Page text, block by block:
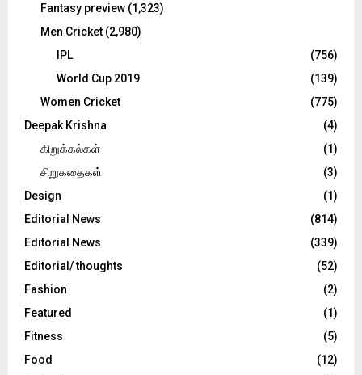
Fantasy preview (1,323)
Men Cricket (2,980)
IPL
(756)
World Cup 2019
(139)
Women Cricket
(775)
Deepak Krishna
(4)
கிறுக்கல்கள்
(1)
சிறுகதைகள்
(3)
Design
(1)
Editorial News
(814)
Editorial News
(339)
Editorial/ thoughts
(52)
Fashion
(2)
Featured
(1)
Fitness
(5)
Food
(12)